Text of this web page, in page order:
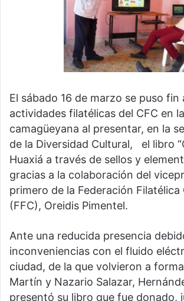
El sábado 16 de marzo se puso fin
actividades filatélicas del CFC en
camagüeyana al presentar, en la
de la Diversidad Cultural, el libro
Huaxiá a través de sellos y
gracias a la colaboración del
primero de la Federación Filatélica
(FFC), Oreidis Pimentel.
Ante una reducida presencia
inconveniencias con el fluido
ciudad, de la que volvieron a
Martín y Nazario Salazar,
presentó su libro que fue donado,